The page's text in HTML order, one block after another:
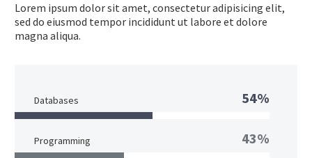
Lorem ipsum dolor sit amet, consectetur adipisicing elit,
sed do eiusmod tempor incididunt ut labore et dolore
magna aliqua.
Databases 54%
Programming 43%